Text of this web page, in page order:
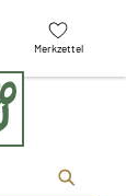
Merkzettel